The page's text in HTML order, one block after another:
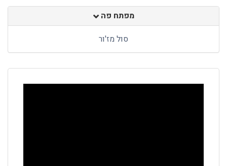
מפתח פה
סול מז'ור